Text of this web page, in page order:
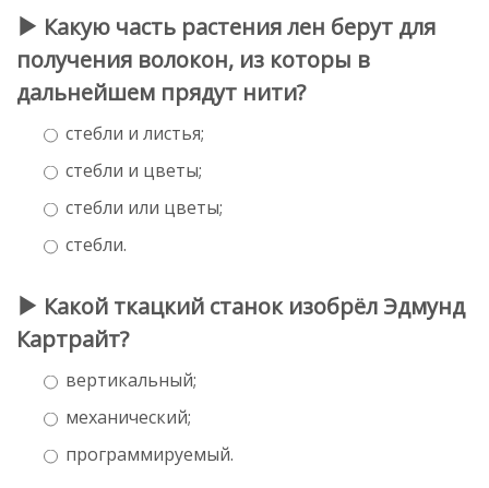
Какую часть растения лен берут для
получения волокон, из которы в
дальнейшем прядут нити?
стебли и листья;
стебли и цветы;
стебли или цветы;
стебли.
Какой ткацкий станок изобрёл Эдмунд
Картрайт?
вертикальный;
механический;
программируемый.